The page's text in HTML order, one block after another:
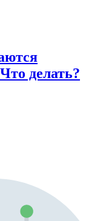
делать?